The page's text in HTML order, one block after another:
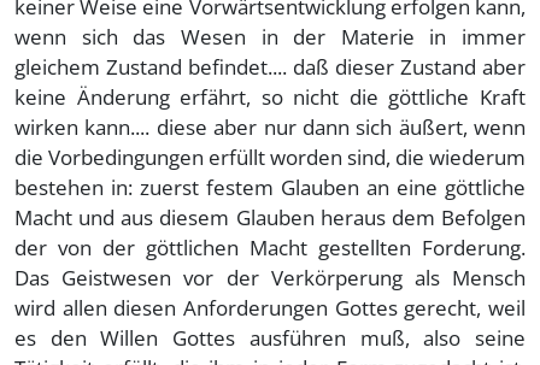
keiner Weise eine Vorwärtsentwicklung erfolgen kann,
wenn sich das Wesen in der Materie in immer
gleichem Zustand befindet.... daß dieser Zustand aber
keine Änderung erfährt, so nicht die göttliche Kraft
wirken kann.... diese aber nur dann sich äußert, wenn
die Vorbedingungen erfüllt worden sind, die wiederum
bestehen in: zuerst festem Glauben an eine göttliche
Macht und aus diesem Glauben heraus dem Befolgen
der von der göttlichen Macht gestellten Forderung.
Das Geistwesen vor der Verkörperung als Mensch
wird allen diesen Anforderungen Gottes gerecht, weil
es den Willen Gottes ausführen muß, also seine